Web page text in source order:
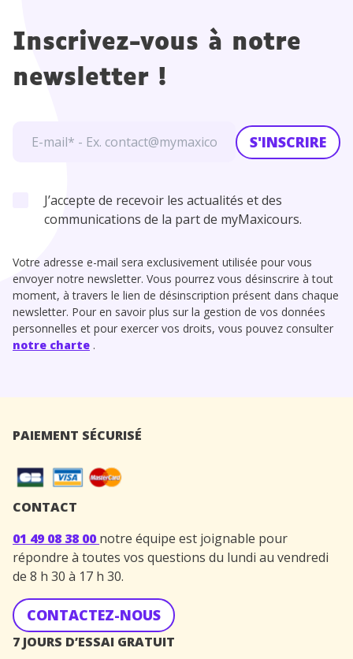
Inscrivez-vous à notre
newsletter !
S'INSCRIRE
J’accepte de recevoir les actualités et des
communications de la part de myMaxicours.
Votre adresse e-mail sera exclusivement utilisée pour vous
envoyer notre newsletter. Vous pourrez vous désinscrire à tout
moment, à travers le lien de désinscription présent dans chaque
newsletter. Pour en savoir plus sur la gestion de vos données
personnelles et pour exercer vos droits, vous pouvez consulter
notre charte .
PAIEMENT SÉCURISÉ
CONTACT
01 49 08 38 00 notre équipe est joignable pour
répondre à toutes vos questions du lundi au vendredi
de 8 h 30 à 17 h 30.
CONTACTEZ-NOUS
7 JOURS D’ESSAI GRATUIT